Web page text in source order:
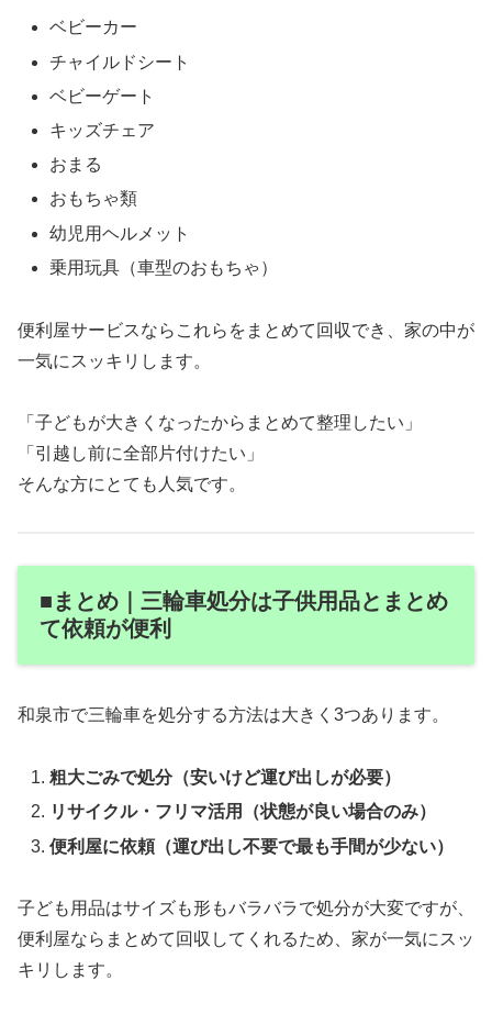
ベビーカー
チャイルドシート
ベビーゲート
キッズチェア
おまる
おもちゃ類
幼児用ヘルメット
乗用玩具（車型のおもちゃ）
便利屋サービスならこれらをまとめて回収でき、家の中が
一気にスッキリします。
「子どもが大きくなったからまとめて整理したい」
「引越し前に全部片付けたい」
そんな方にとても人気です。
■まとめ｜三輪車処分は子供用品とまとめ
て依頼が便利
和泉市で三輪車を処分する方法は大きく3つあります。
粗大ごみで処分（安いけど運び出しが必要）
リサイクル・フリマ活用（状態が良い場合のみ）
便利屋に依頼（運び出し不要で最も手間が少ない）
子ども用品はサイズも形もバラバラで処分が大変ですが、
便利屋ならまとめて回収してくれるため、家が一気にスッ
キリします。